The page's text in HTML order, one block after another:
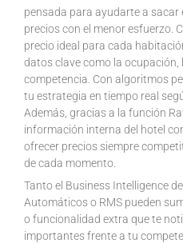
pensada para ayudarte a
precios con el menor esfuerzo.
precio ideal para cada
datos clave como la ocupación,
competencia. Con algoritmos
tu estrategia en tiempo real
Además, gracias a la función
información interna del hotel
ofrecer precios siempre
de cada momento.
Tanto el Business Intelligence
Automáticos o RMS pueden
o funcionalidad extra que te
importantes frente a tu